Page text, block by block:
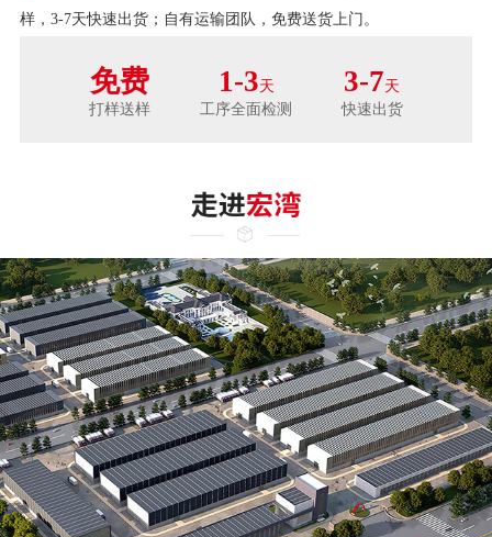
样，3-7天快速出货；自有运输团队，免费送货上门。
免费
打样送样
1-3天
工序全面检测
3-7天
快速出货